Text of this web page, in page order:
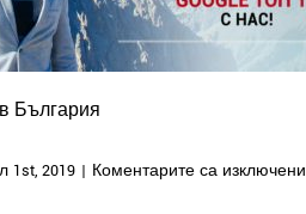
България
1st, 2019 | Коментарите са изключени